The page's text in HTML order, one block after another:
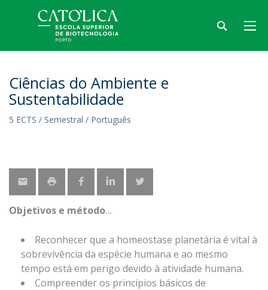
Ciências do Ambiente e
Sustentabilidade
5 ECTS / Semestral / Português
Objetivos e método
Reconhecer que a homeostase planetária é vital à
sobrevivência da espécie humana e ao mesmo
tempo está em perigo devido à atividade humana.
Compreender os princípios básicos de